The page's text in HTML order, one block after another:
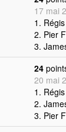
17 mai
1.
2. Pier
3.
24
20 mai
1.
2.
3. Pier